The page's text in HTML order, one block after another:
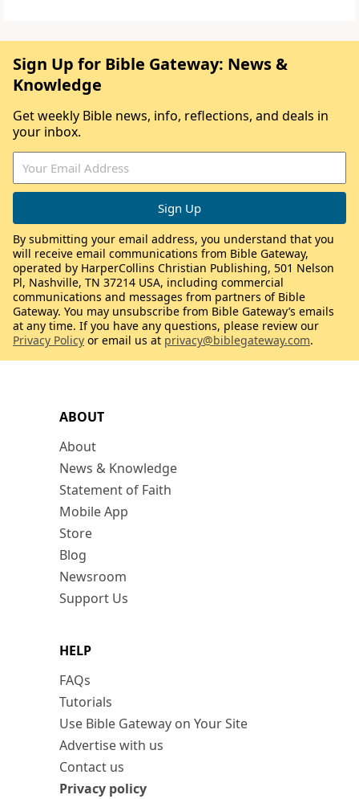
ABOUT
About
News & Knowledge
Statement of Faith
Mobile App
Store
Blog
Newsroom
Support Us
HELP
FAQs
Tutorials
Use Bible Gateway on Your Site
Advertise with us
Contact us
Privacy policy
Sign Up for Bible Gateway: News &
Knowledge
Get weekly Bible news, info, reflections, and deals in
your inbox.
By submitting your email address, you understand that you
will receive email communications from Bible Gateway,
operated by HarperCollins Christian Publishing, 501 Nelson
Pl, Nashville, TN 37214 USA, including commercial
communications and messages from partners of Bible
Gateway. You may unsubscribe from Bible Gateway’s emails
at any time. If you have any questions, please review our
Privacy Policy or email us at privacy@biblegateway.com.